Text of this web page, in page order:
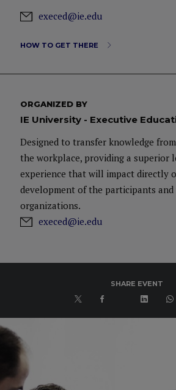
execed@ie.edu
HOW TO GET THERE
ORGANIZED BY
IE University - Executive
Designed to transfer knowledge
the workplace, providing a superior
experience that will impact directly
development of the participants
organizations.
execed@ie.edu
SHARE EVENT